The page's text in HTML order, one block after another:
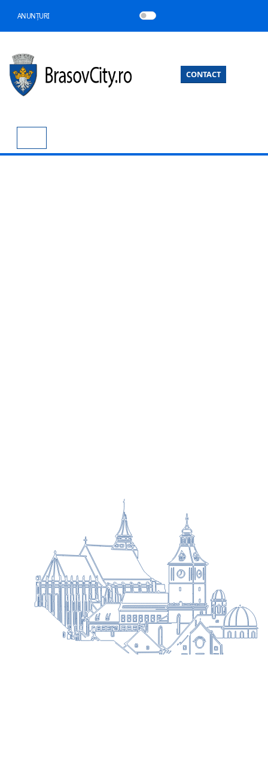
ANUNȚURI
CONTACT